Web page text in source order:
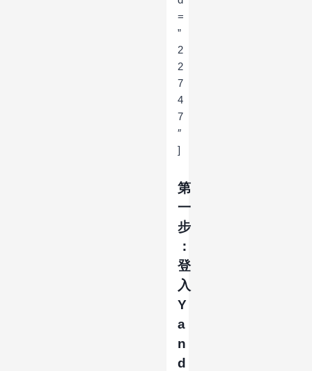
=
”
2
2
7
4
7
″
]
第
一
步
：
登
入
Y
a
n
d